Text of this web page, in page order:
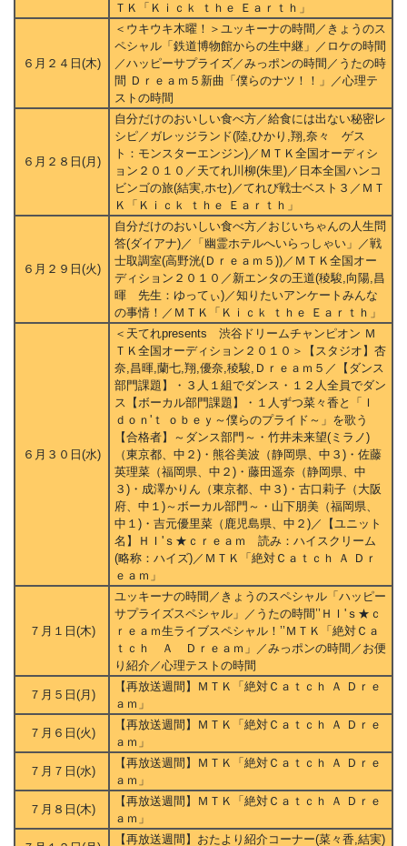
ＴＫ「Ｋｉｃｋ ｔｈｅ Ｅａｒｔｈ」
６月２４日(木)
＜ウキウキ木曜！＞ユッキーナの時間／きょうのス
ペシャル「鉄道博物館からの生中継」／ロケの時間
／ハッピーサプライズ／みっポンの時間／うたの時
間 Ｄｒｅａｍ５新曲「僕らのナツ！！」／心理テ
ストの時間
６月２８日(月)
自分だけのおいしい食べ方／給食には出ない秘密レ
シピ／ガレッジランド(陸,ひかり,翔,奈々 ゲス
ト：モンスターエンジン)／ＭＴＫ全国オーディシ
ョン２０１０／天てれ川柳(朱里)／日本全国ハンコ
ビンゴの旅(結実,ホセ)／てれび戦士ベスト３／ＭＴ
Ｋ「Ｋｉｃｋ ｔｈｅ Ｅａｒｔｈ」
６月２９日(火)
自分だけのおいしい食べ方／おじいちゃんの人生問
答(ダイアナ)／「幽霊ホテルへいらっしゃい」／戦
士取調室(高野洸(Ｄｒｅａｍ５))／ＭＴＫ全国オー
ディション２０１０／新エンタの王道(稜駿,向陽,昌
暉 先生：ゆってぃ)／知りたいアンケートみんな
の事情！／ＭＴＫ「Ｋｉｃｋ ｔｈｅ Ｅａｒｔｈ」
６月３０日(水)
＜天てれpresents 渋谷ドリームチャンピオン Ｍ
ＴＫ全国オーディション２０１０＞【スタジオ】杏
奈,昌暉,蘭七,翔,優奈,稜駿,Ｄｒｅａｍ５／【ダンス
部門課題】・３人１組でダンス・１２人全員でダン
ス【ボーカル部門課題】・１人ずつ菜々香と「Ｉ
ｄｏｎ'ｔ ｏｂｅｙ～僕らのプライド～」を歌う
【合格者】～ダンス部門～・竹井未来望(ミラノ)
（東京都、中２)・熊谷美波（静岡県、中３)・佐藤
英理菜（福岡県、中２)・藤田遥奈（静岡県、中
３)・成澤かりん（東京都、中３)・古口莉子（大阪
府、中１)～ボーカル部門～・山下朋美（福岡県、
中１)・吉元優里菜（鹿児島県、中２)／【ユニット
名】ＨＩ'ｓ★ｃｒｅａｍ 読み：ハイスクリーム
(略称：ハイズ)／ＭＴＫ「絶対Ｃａｔｃｈ Ａ Ｄｒ
ｅａｍ」
７月１日(木)
ユッキーナの時間／きょうのスペシャル「ハッピー
サプライズスペシャル」／うたの時間’’ＨＩ'ｓ★ｃ
ｒｅａｍ生ライブスペシャル！’’ＭＴＫ「絶対Ｃａ
ｔｃｈ Ａ Ｄｒｅａｍ」／みっポンの時間／お便
り紹介／心理テストの時間
７月５日(月)
【再放送週間】ＭＴＫ「絶対Ｃａｔｃｈ Ａ Ｄｒｅ
ａｍ」
７月６日(火)
【再放送週間】ＭＴＫ「絶対Ｃａｔｃｈ Ａ Ｄｒｅ
ａｍ」
７月７日(水)
【再放送週間】ＭＴＫ「絶対Ｃａｔｃｈ Ａ Ｄｒｅ
ａｍ」
７月８日(木)
【再放送週間】ＭＴＫ「絶対Ｃａｔｃｈ Ａ Ｄｒｅ
ａｍ」
【再放送週間】おたより紹介コーナー(菜々香,結実)